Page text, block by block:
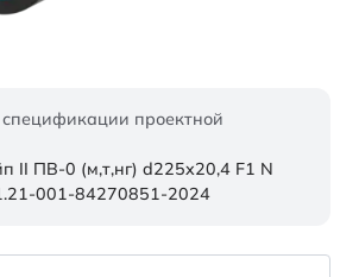
проектной
II ПВ-0 (м,т,нг) d225x20,4 F1 N
001-84270851-2024